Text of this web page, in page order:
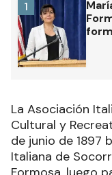
1
La Asociación
Cultural y
de junio de 1897
Italiana de